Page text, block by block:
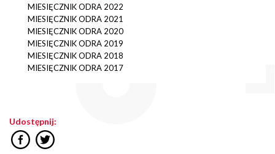
MIESIĘCZNIK ODRA 2022
MIESIĘCZNIK ODRA 2021
MIESIĘCZNIK ODRA 2020
MIESIĘCZNIK ODRA 2019
MIESIĘCZNIK ODRA 2018
MIESIĘCZNIK ODRA 2017
Udostępnij: